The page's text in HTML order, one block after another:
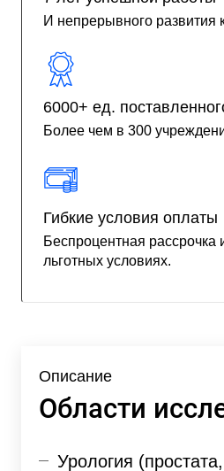
И непрерывного развития
6000+ ед.
Более чем в 300
Гибкие условия оплаты
Беспроцентная рассрочка
льготных условиях.
Описание
Области
Урология